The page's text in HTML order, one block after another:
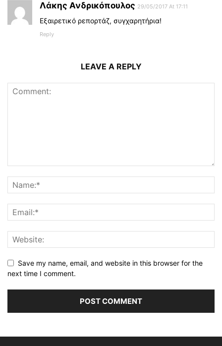
Λάκης Ανδρικόπουλος 29/05/2017 At 17:11
Εξαιρετικό ρεπορτάζ, συγχαρητήρια!
Reply
LEAVE A REPLY
Save my name, email, and website in this browser for the
next time I comment.